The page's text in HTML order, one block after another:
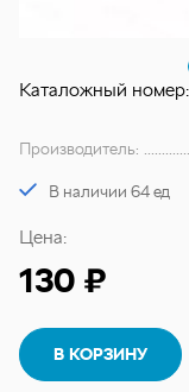
Каталожный номер:
Производитель:
В наличии 64 ед
Цена:
130 ₽
В КОРЗИНУ